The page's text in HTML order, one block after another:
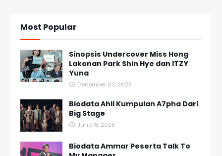
Most Popular
Sinopsis Undercover Miss Hong
Lakonan Park Shin Hye dan ITZY
Yuna
December 03, 2025
Biodata Ahli Kumpulan A7pha Dari
Big Stage
June 18, 2025
Biodata Ammar Peserta Talk To